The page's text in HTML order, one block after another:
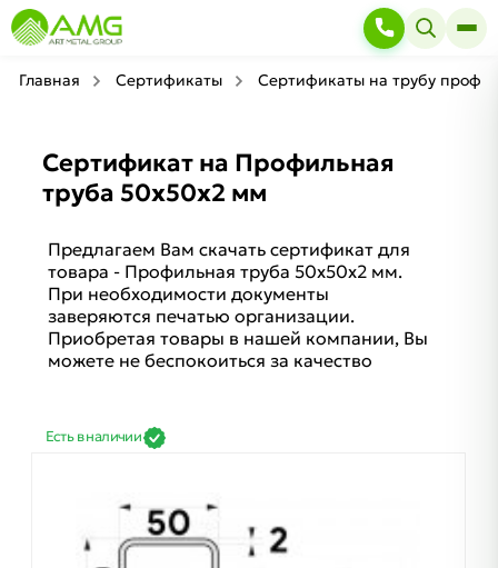
Главная Сертификаты Сертификаты на трубу
Сертификат на Профильная
труба 50х50х2 мм
Предлагаем Вам скачать сертификат для
товара - Профильная труба 50х50х2 мм.
При необходимости документы
заверяются печатью организации.
Приобретая товары в нашей компании, Вы
можете не беспокоиться за качество
Есть в наличии